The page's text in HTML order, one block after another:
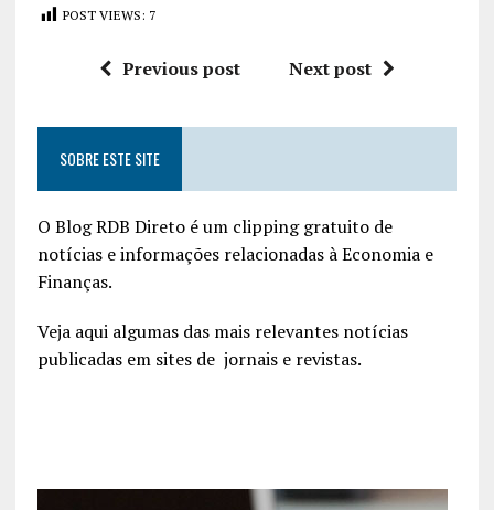
POST VIEWS: 7
Previous post Next post
SOBRE ESTE SITE
O Blog RDB Direto é um clipping gratuito de
notícias e informações relacionadas à Economia e
Finanças.
Veja aqui algumas das mais relevantes notícias
publicadas em sites de jornais e revistas.